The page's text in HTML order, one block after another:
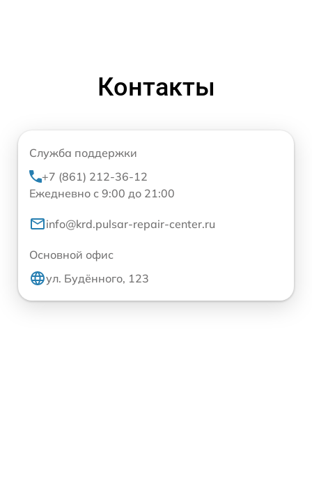
Контакты
Служба поддержки
+7 (861) 212-36-12
Ежедневно с 9:00 до 21:00
info@krd.pulsar-repair-center.ru
Основной офис
ул. Будённого, 123